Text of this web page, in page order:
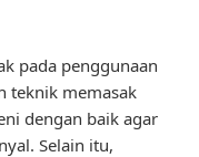
pada penggunaan
teknik memasak
dengan baik agar
Selain itu,